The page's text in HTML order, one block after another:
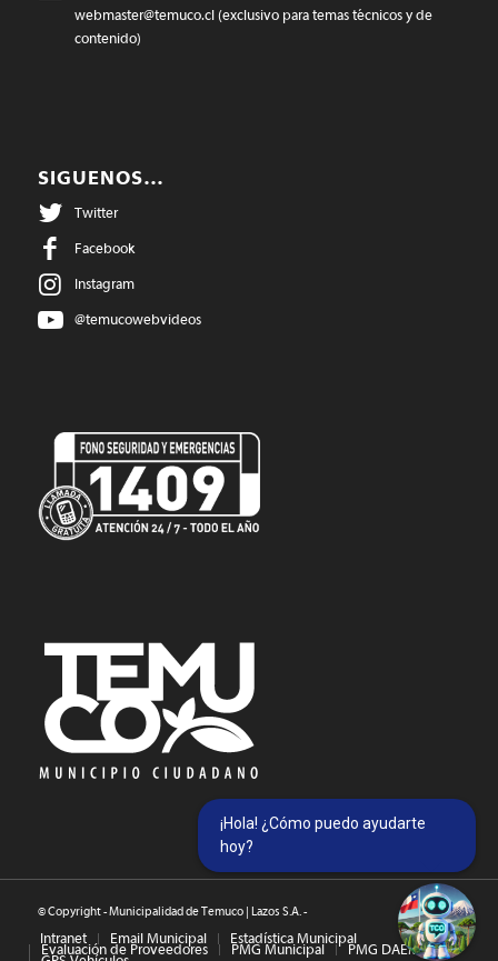
webmaster@temuco.cl(exclusivo para temas técnicos y de
contenido)
SIGUENOS…
Twitter
Facebook
Instagram
@temucowebvideos
© Copyright - Municipalidad de Temuco | Lazos S.A. -
Intranet Email Municipal Estadística Municipal
Evaluación de Proveedores PMG Municipal PMG DAEM
¡Hola! ¿Cómo puedo ayudarte
hoy?